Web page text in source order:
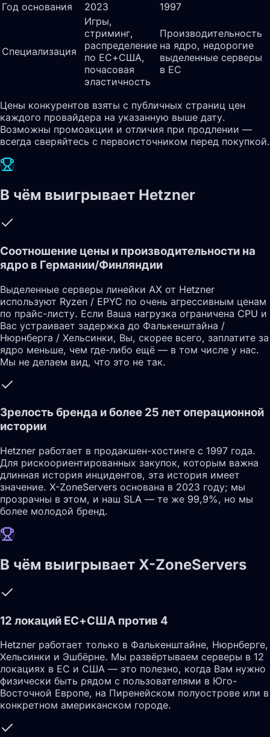
Год основания 2023 1997
Специализация
Игры,
стриминг,
распределение
по ЕС+США,
почасовая
эластичность
Производительность
на ядро, недорогие
выделенные серверы
в ЕС
Цены конкурентов взяты с публичных страниц цен
каждого провайдера на указанную выше дату.
Возможны промоакции и отличия при продлении —
всегда сверяйтесь с первоисточником перед покупкой.
В чём выигрывает Hetzner
Соотношение цены и производительности на
ядро в Германии/Финляндии
Выделенные серверы линейки AX от Hetzner
используют Ryzen / EPYC по очень агрессивным ценам
по прайс-листу. Если Ваша нагрузка ограничена CPU и
Вас устраивает задержка до Фалькенштайна /
Нюрнберга / Хельсинки, Вы, скорее всего, заплатите за
ядро меньше, чем где-либо ещё — в том числе у нас.
Мы не делаем вид, что это не так.
Зрелость бренда и более 25 лет операционной
истории
Hetzner работает в продакшен-хостинге с 1997 года.
Для рискоориентированных закупок, которым важна
длинная история инцидентов, эта история имеет
значение. X-ZoneServers основана в 2023 году; мы
прозрачны в этом, и наш SLA — те же 99,9%, но мы
более молодой бренд.
В чём выигрывает X-ZoneServers
12 локаций ЕС+США против 4
Hetzner работает только в Фалькенштайне, Нюрнберге,
Хельсинки и Эшбёрне. Мы развёртываем серверы в 12
локациях в ЕС и США — это полезно, когда Вам нужно
физически быть рядом с пользователями в Юго-
Восточной Европе, на Пиренейском полуострове или в
конкретном американском городе.